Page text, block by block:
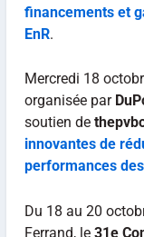
financements et
EnR.
Mercredi 18
organisée par
soutien de
innovantes de
performances
Du 18 au 20
Ferrand, le 31e